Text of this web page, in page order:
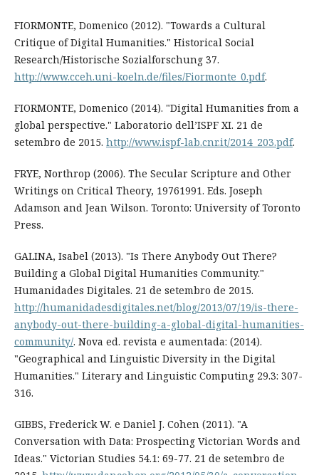
FIORMONTE, Domenico (2012). "Towards a Cultural
Critique of Digital Humanities." Historical Social
Research/Historische Sozialforschung 37.
http://www.cceh.uni-koeln.de/files/Fiormonte_0.pdf.
FIORMONTE, Domenico (2014). "Digital Humanities from a
global perspective." Laboratorio dell’ISPF XI. 21 de
setembro de 2015. http://www.ispf-lab.cnr.it/2014_203.pdf.
FRYE, Northrop (2006). The Secular Scripture and Other
Writings on Critical Theory, 1976­1991. Eds. Joseph
Adamson and Jean Wilson. Toronto: University of Toronto
Press.
GALINA, Isabel (2013). "Is There Anybody Out There?
Building a Global Digital Humanities Community."
Humanidades Digitales. 21 de setembro de 2015.
http://humanidadesdigitales.net/blog/2013/07/19/is-there-
anybody-out-there-building-a-global-digital-humanities-
community/. Nova ed. revista e aumentada: (2014).
"Geographical and Linguistic Diversity in the Digital
Humanities." Literary and Linguistic Computing 29.3: 307-
316.
GIBBS, Frederick W. e Daniel J. Cohen (2011). "A
Conversation with Data: Prospecting Victorian Words and
Ideas." Victorian Studies 54.1: 69-77. 21 de setembro de